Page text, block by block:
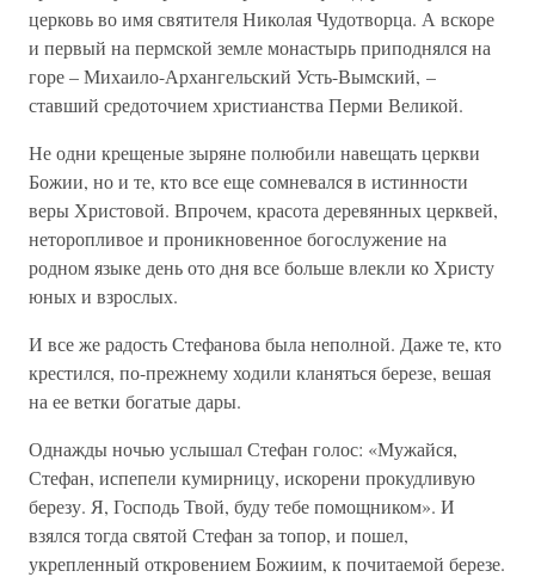
церковь во имя святителя Николая Чудотворца. А вскоре
и первый на пермской земле монастырь приподнялся на
горе – Михаило-Архангельский Усть-Вымский, –
ставший средоточием христианства Перми Великой.
Не одни крещеные зыряне полюбили навещать церкви
Божии, но и те, кто все еще сомневался в истинности
веры Христовой. Впрочем, красота деревянных церквей,
неторопливое и проникновенное богослужение на
родном языке день ото дня все больше влекли ко Христу
юных и взрослых.
И все же радость Стефанова была неполной. Даже те, кто
крестился, по-прежнему ходили кланяться березе, вешая
на ее ветки богатые дары.
Однажды ночью услышал Стефан голос: «Мужайся,
Стефан, испепели кумирницу, искорени прокудливую
березу. Я, Господь Твой, буду тебе помощником». И
взялся тогда святой Стефан за топор, и пошел,
укрепленный откровением Божиим, к почитаемой березе.